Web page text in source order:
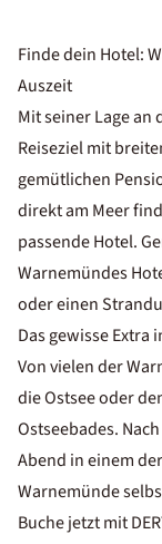
Finde dein Hotel:
Auszeit
Mit seiner Lage
Reiseziel mit
gemütlichen
direkt am Meer
passende Hotel.
Warnemündes
oder einen
Das gewisse Extra
Von vielen der
die Ostsee oder
Ostseebades.
Abend in einem
Warnemünde
Buche jetzt mit